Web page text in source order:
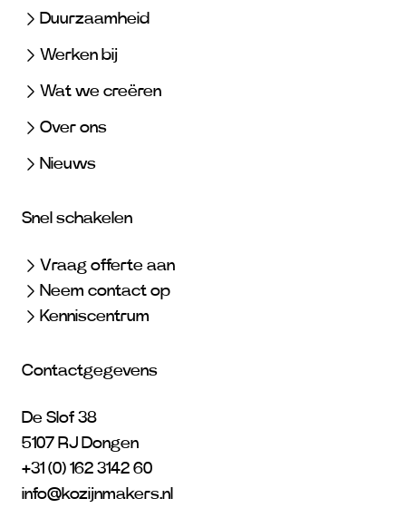
Duurzaamheid
Werken bij
Wat we creëren
Over ons
Nieuws
Snel schakelen
Vraag offerte aan
Neem contact op
Kenniscentrum
Contactgegevens
De Slof 38
5107 RJ Dongen
+31 (0) 162 3142 60
info@kozijnmakers.nl